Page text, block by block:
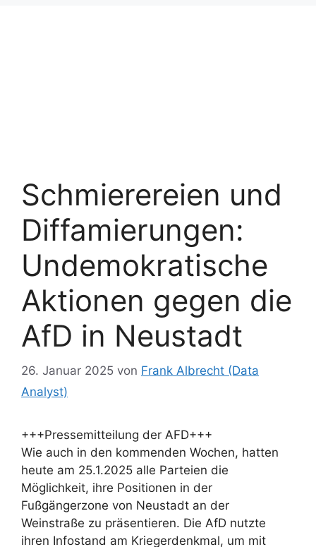
Schmierereien und
Diffamierungen:
Undemokratische
Aktionen gegen die
AfD in Neustadt
26. Januar 2025 von Frank Albrecht (Data
Analyst)
+++Pressemitteilung der AFD+++
Wie auch in den kommenden Wochen, hatten
heute am 25.1.2025 alle Parteien die
Möglichkeit, ihre Positionen in der
Fußgängerzone von Neustadt an der
Weinstraße zu präsentieren. Die AfD nutzte
ihren Infostand am Kriegerdenkmal, um mit